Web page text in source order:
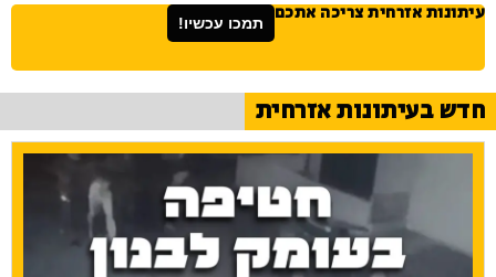
עיתונות אזרחית צריכה אתכם תמכו עכשיו!
חדש בעיתונות אזרחית